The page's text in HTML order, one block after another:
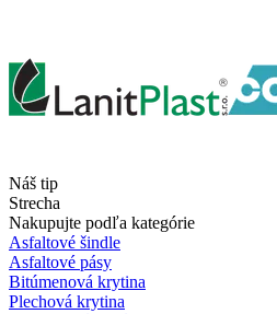
Náš tip
Strecha
Nakupujte podľa kategórie
Asfaltové šindle
Asfaltové pásy
Bitúmenová krytina
Plechová krytina